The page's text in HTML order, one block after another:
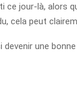
jour-là, alors
cela peut
devenir une